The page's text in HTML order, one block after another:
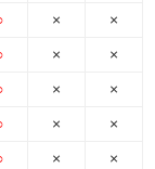
お気に入り物件
×
×
×
×
×
×
×
×
×
×